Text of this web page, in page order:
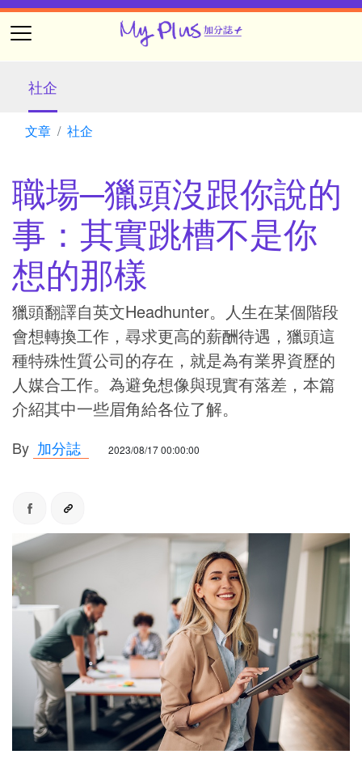
社企
文章 社企
職場─獵頭沒跟你說的
事：其實跳槽不是你
想的那樣
獵頭翻譯自英文Headhunter。人生在某個階段
會想轉換工作，尋求更高的薪酬待遇，獵頭這
種特殊性質公司的存在，就是為有業界資歷的
人媒合工作。為避免想像與現實有落差，本篇
介紹其中一些眉角給各位了解。
By 加分誌 2023/08/17 00:00:00